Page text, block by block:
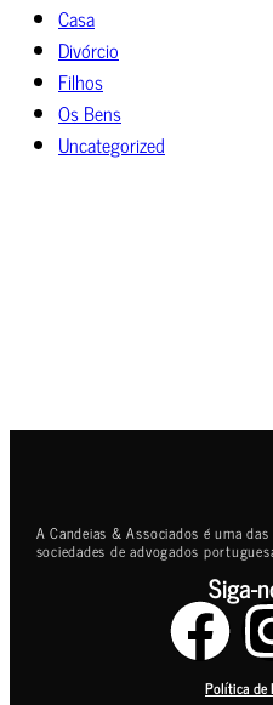
Casa
Divórcio
Filhos
Os Bens
Uncategorized
A Candeias & Associados é uma
sociedades de advogados
Siga-
Política de